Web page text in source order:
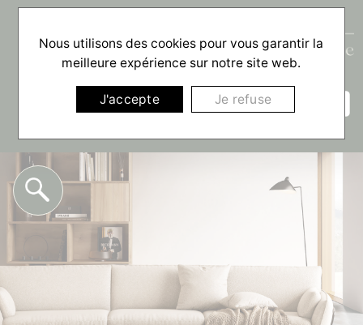
☰
Nous utilisons des cookies pour vous garantir la
meilleure expérience sur notre site web.
J'accepte Je refuse